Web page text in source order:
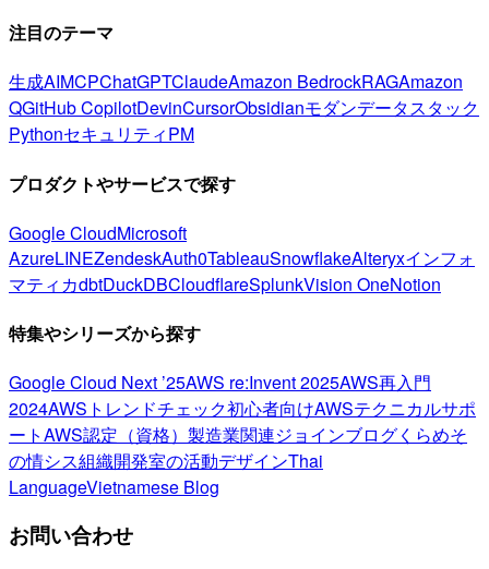
注目のテーマ
生成AIMCPChatGPTClaudeAmazon BedrockRAGAmazon
QGitHub CopilotDevinCursorObsidianモダンデータスタック
PythonセキュリティPM
プロダクトやサービスで探す
Google CloudMicrosoft
AzureLINEZendeskAuth0TableauSnowflakeAlteryxインフォ
マティカdbtDuckDBCloudflareSplunkVision OneNotion
特集やシリーズから探す
Google Cloud Next ’25AWS re:Invent 2025AWS再入門
2024AWSトレンドチェック初心者向けAWSテクニカルサポ
ートAWS認定（資格） 製造業関連ジョインブログくらめそ
の情シス組織開発室の活動デザインThai
LanguageVietnamese Blog
お問い合わせ